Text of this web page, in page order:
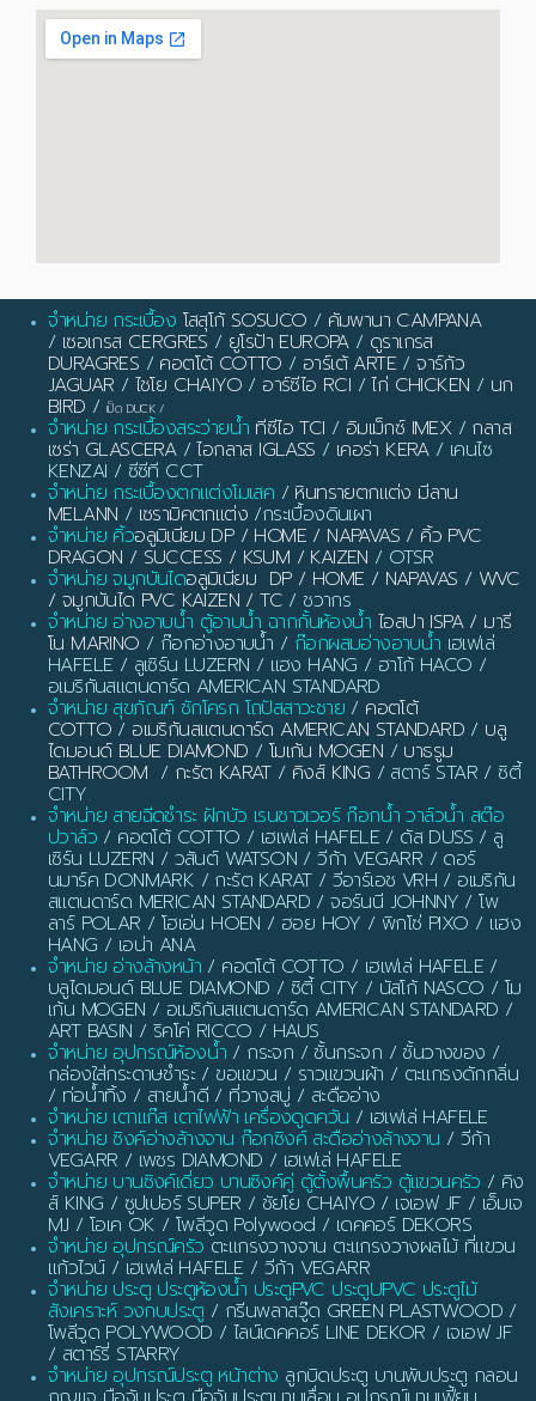
จำหน่าย กระเบื้อง โสสุโก้ SOSUCO / คัมพานา CAMPANA
/ เซอเกรส CERGRES / ยูโรป้า EUROPA/ ดูราเกรส
DURAGRES / คอตโต้ COTTO / อาร์เต้ ARTE /จาร์กัว
JAGUAR / ไชโย CHAIYO / อาร์ซีไอ RCI /ไก่ CHICKEN / นก
BIRD / เป็ด DUCK /
จำหน่าย กระเบื้องสระว่ายน้ำ ทีซีไอ TCI / อิมเม็กซ์ IMEX/ กลาส
เซร่า GLASCERA/ไอกลาส IGLASS / เคอร่า KERA/ เคนไซ
KENZAI / ซีซีที CCT
จำหน่าย กระเบื้องตกแต่งโมเสค / หินทรายตกแต่ง มีลาน
MELANN / เซรามิคตกแต่ง /กระเบื้องดินเผา
จำหน่าย คิ้วอลูมิเนียม DP / HOME / NAPAVAS / คิ้ว PVC
DRAGON / SUCCESS / KSUM / KAIZEN / OTSR
จำหน่าย จมูกบันไดอลูมิเนียม DP / HOME / NAPAVAS / WVC
/ จมูกบันได PVC KAIZEN / TC / ชวากร
จำหน่าย อ่างอาบน้ำ ตู้อาบน้ำ ฉากกั้นห้องน้ำ ไอสปา ISPA / มารี
โน MARINO / ก๊อกอ่างอาบน้ำ / ก๊อกผสมอ่างอาบน้ำ เฮเฟเล่
HAFELE / ลูเซิร์น LUZERN / แฮง HANG / ฮาโก้ HACO /
อเมริกันสแตนดาร์ด AMERICAN STANDARD
จำหน่าย สุขภัณฑ์ ชักโครก โถปัสสาวะชาย / คอตโต้
COTTO / อเมริกันสแตนดาร์ด AMERICAN STANDARD / บลู
ไดมอนด์ BLUE DIAMOND / โมเก้น MOGEN / บาธรูม
BATHROOM / กะรัต KARAT/ คิงส์ KING / สตาร์ STAR / ซิตี้
CITY
จำหน่าย สายฉีดชำระ ฝักบัว เรนชาวเวอร์ ก๊อกน้ำ วาล์วน้ำ สต๊อ
ปวาล์ว / คอตโต้ COTTO / เฮเฟเล่ HAFELE / ดัส DUSS / ลู
เซิร์น LUZERN / วสันต์ WATSON / วีก้า VEGARR / ดอร์
นมาร์ค DONMARK / กะรัต KARAT / วีอาร์เอช VRH / อเมริกัน
สแตนดาร์ด MERICAN STANDARD / จอร์นนี JOHNNY / โพ
ลาร์ POLAR / โฮเอ่น HOEN / ฮอย HOY / พิกโซ่ PIXO / แฮง
HANG / เอน่า ANA
จำหน่าย อ่างล้างหน้า / คอตโต้ COTTO / เฮเฟเล่ HAFELE /
บลูไดมอนด์ BLUE DIAMOND / ซิตี้ CITY / นัสโก้ NASCO / โม
เก้น MOGEN / อเมริกันสแตนดาร์ด AMERICAN STANDARD /
ART BASIN / ริคโค่ RICCO / HAUS
จำหน่าย อุปกรณ์ห้องน้ำ / กระจก / ชั้นกระจก / ชั้นวางของ /
กล่องใส่กระดาษชำระ / ขอแขวน / ราวแขวนผ้า / ตะแกรงดักกลิ่น
/ ท่อน้ำทิ้ง / สายน้ำดี / ที่วางสบู่ / สะดืออ่าง
จำหน่าย เตาแก๊ส เตาไฟฟ้า เครื่องดูดควัน / เฮเฟเล่ HAFELE
จำหน่าย ซิงค์อ่างล้างจาน ก๊อกซิงค์ สะดืออ่างล้างจาน / วีก้า
VEGARR / เพชร DIAMOND / เฮเฟเล่ HAFELE
จำหน่าย บานซิงค์เดี่ยว บานซิงค์คู่ ตู้ตั้งพื้นครัว ตู้แขวนครัว / คิง
ส์ KING / ซูปเปอร์ SUPER / ชัยโย CHAIYO / เจเอฟ JF / เอ็มเจ
MJ / โอเค OK / โพลีวูด Polywood / เดคคอร์ DEKORS
จำหน่าย อุปกรณ์ครัว ตะแกรงวางจาน ตะแกรงวางผลไม้ ที่แขวน
แก้วไวน์ / เฮเฟเล่ HAFELE / วีก้า VEGARR
จำหน่าย ประตู ประตูห้องน้ำ ประตูPVC ประตูUPVC ประตูไม้
สังเคราะห์ วงกบประตู / กรีนพลาสวู๊ด GREEN PLASTWOOD /
โพลีวูด POLYWOOD / ไลน์เดคคอร์ LINE DEKOR / เจเอฟ JF
/ สตาร์รี่ STARRY
จำหน่าย อุปกรณ์ประตู หน้าต่าง ลูกบิดประตู บานพับประตู กลอน